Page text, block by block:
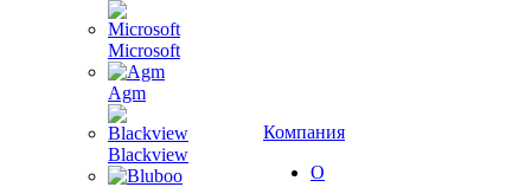
Microsoft
Agm
Blackview
Компания
О